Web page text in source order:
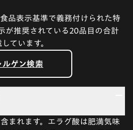
品表示基準で義務付けられた特
が推奨されている20品目の合計
ています。
ルゲン検索
まれます。エラグ酸は肥満気味